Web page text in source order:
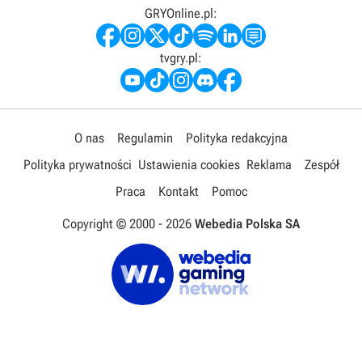
GRYOnline.pl:
tvgry.pl:
O nas Regulamin
Polityka redakcyjna
Polityka prywatności Ustawienia cookies Reklama
Zespół
Praca
Kontakt Pomoc
Copyright © 2000 - 2026 Webedia Polska SA